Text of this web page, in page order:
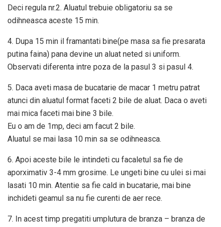
Deci regula nr.2. Aluatul trebuie obligatoriu sa se
odihneasca aceste 15 min.
4. Dupa 15 min il framantati bine(pe masa sa fie presarata
putina faina) pana devine un aluat neted si uniform.
Observati diferenta intre poza de la pasul 3 si pasul 4.
5. Daca aveti masa de bucatarie de macar 1 metru patrat
atunci din aluatul format faceti 2 bile de aluat. Daca o aveti
mai mica faceti mai bine 3 bile.
Eu o am de 1mp, deci am facut 2 bile.
Aluatul se mai lasa 10 min sa se odihneasca.
6. Apoi aceste bile le intindeti cu facaletul sa fie de
aporximativ 3-4 mm grosime. Le ungeti bine cu ulei si mai
lasati 10 min. Atentie sa fie cald in bucatarie, mai bine
inchideti geamul sa nu fie curenti de aer rece.
7. In acest timp pregatiti umplutura de branza – branza de